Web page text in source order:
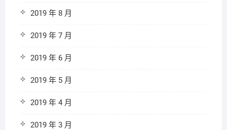
2019 年 8 月
2019 年 7 月
2019 年 6 月
2019 年 5 月
2019 年 4 月
2019 年 3 月